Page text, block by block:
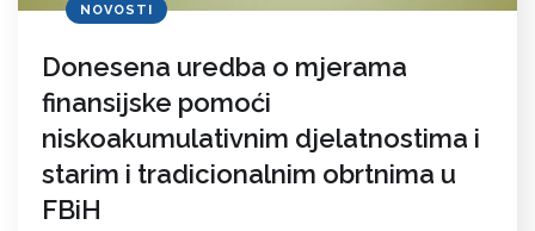
NOVOSTI
Donesena uredba o mjerama
finansijske pomoći
niskoakumulativnim djelatnostima i
starim i tradicionalnim obrtnima u
FBiH